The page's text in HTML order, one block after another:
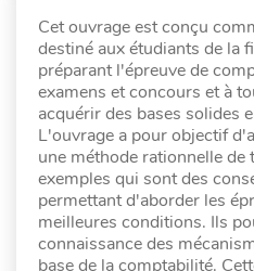
Cet ouvrage est conçu
destiné aux étudiants de la
préparant l'épreuve de
examens et concours et à
acquérir des bases solides
L'ouvrage a pour objectif
une méthode rationnelle de
exemples qui sont des
permettant d'aborder les
meilleures conditions. Ils
connaissance des
base de la comptabilité.